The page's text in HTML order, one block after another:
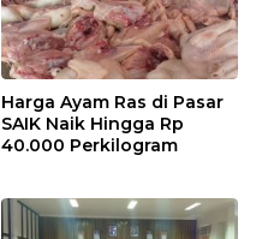
Harga Ayam Ras di Pasar
SAIK Naik Hingga Rp
40.000 Perkilogram